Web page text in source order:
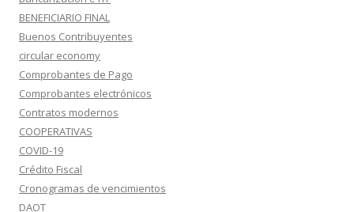
BENEFICIARIO FINAL
Buenos Contribuyentes
circular economy
Comprobantes de Pago
Comprobantes electrónicos
Contratos modernos
COOPERATIVAS
COVID-19
Crédito Fiscal
Cronogramas de vencimientos
DAOT